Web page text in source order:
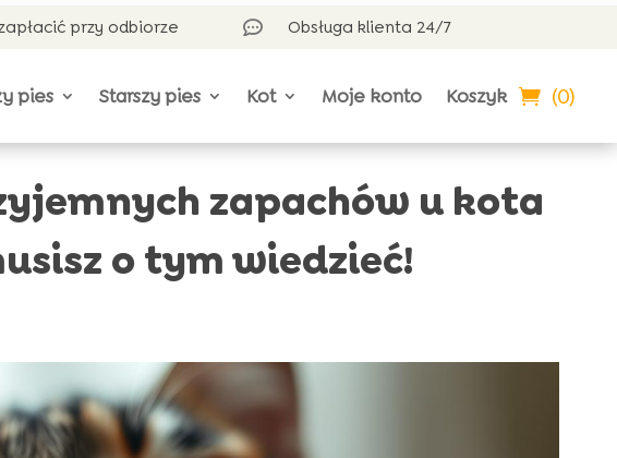
przy odbiorze  Obsługa klienta 24/7
pies Starszy pies Kot Moje konto Koszyk (0)
zapachów u kota
o tym wiedzieć!